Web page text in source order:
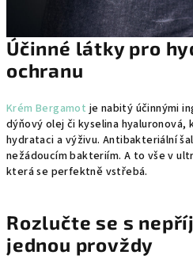
Účinné látky pro
ochranu
Krém Bergamot je nabitý účinnými
dýňový olej či kyselina
hydrataci a výživu. Antibakteriální
nežádoucím bakteriím. A to vše v
která se perfektně vstřebá.
Rozlučte se s
jednou provždy